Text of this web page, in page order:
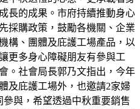
長的成果。市府持續推動身心
採購政策，鼓勵各機關、企業
構、團體及庇護工場產品，以
更多身心障礙朋友有參與工
。社會局長郭乃文指出，今年
及庇護工場外，也邀請2家婦
與，希望透過中秋重要銷售